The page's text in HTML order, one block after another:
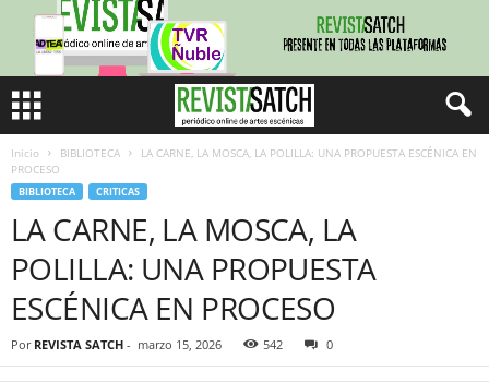
Inicio BIBLIOTECA
LA CARNE, LA MOSCA, LA POLILLA: UNA PROPUESTA ESCÉNICA EN
PROCESO
BIBLIOTECA CRITICAS
LA CARNE, LA MOSCA, LA
POLILLA: UNA PROPUESTA
ESCÉNICA EN PROCESO
Por REVISTA SATCH - marzo 15, 2026 542 0